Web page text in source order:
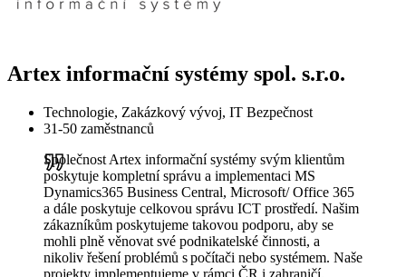
Artex informační systémy spol. s.r.o.
Technologie, Zakázkový vývoj, IT Bezpečnost
31-50 zaměstnanců
Společnost Artex informační systémy svým klientům
poskytuje kompletní správu a implementaci MS
Dynamics365 Business Central, Microsoft/ Office 365
a dále poskytuje celkovou správu ICT prostředí. Našim
zákazníkům poskytujeme takovou podporu, aby se
mohli plně věnovat své podnikatelské činnosti, a
nikoliv řešení problémů s počítači nebo systémem. Naše